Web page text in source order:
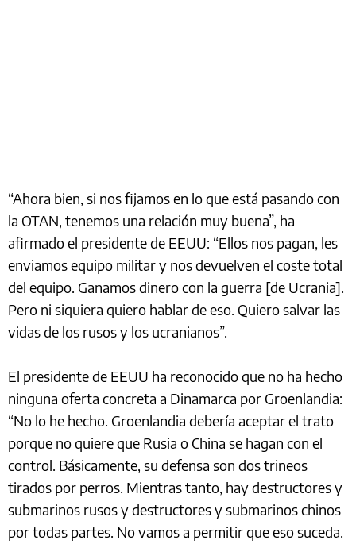
“Ahora bien, si nos fijamos en lo que está pasando con
la OTAN, tenemos una relación muy buena”, ha
afirmado el presidente de EEUU: “Ellos nos pagan, les
enviamos equipo militar y nos devuelven el coste total
del equipo. Ganamos dinero con la guerra [de Ucrania].
Pero ni siquiera quiero hablar de eso. Quiero salvar las
vidas de los rusos y los ucranianos”.
El presidente de EEUU ha reconocido que no ha hecho
ninguna oferta concreta a Dinamarca por Groenlandia:
“No lo he hecho. Groenlandia debería aceptar el trato
porque no quiere que Rusia o China se hagan con el
control. Básicamente, su defensa son dos trineos
tirados por perros. Mientras tanto, hay destructores y
submarinos rusos y destructores y submarinos chinos
por todas partes. No vamos a permitir que eso suceda.